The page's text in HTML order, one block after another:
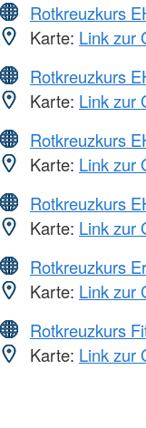
Rotkreuzkurs
Karte: Link zur
Rotkreuzkurs
Karte: Link zur
Rotkreuzkurs
Karte: Link zur
Rotkreuzkurs
Karte: Link zur
Rotkreuzkurs
Karte: Link zur
Rotkreuzkurs
Karte: Link zur